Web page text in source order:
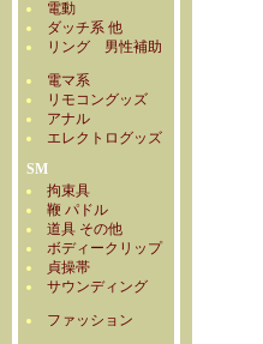
電動
ダッチ系 他
リング 男性補助
電マ系
リモコングッズ
アナル
エレクトログッズ
SM
拘束具
鞭 パドル
道具 その他
ボディークリップ
貞操帯
サウンディング
ファッション